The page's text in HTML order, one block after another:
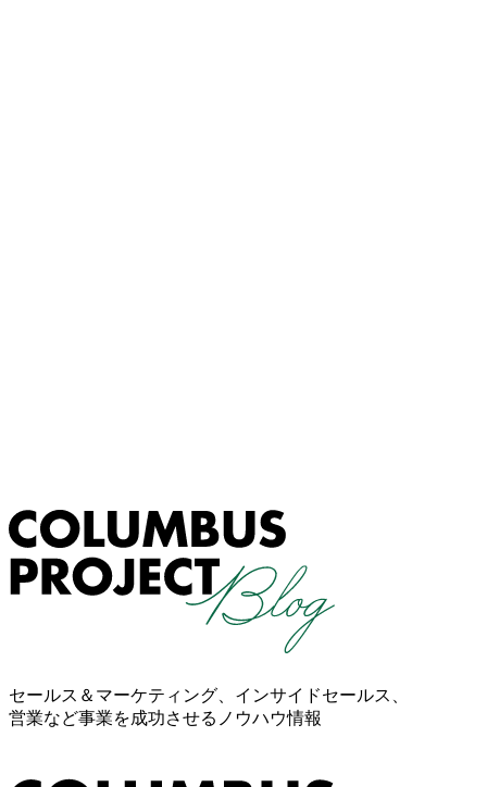
セールス＆マーケティング、インサイドセールス、
営業など事業を成功させるノウハウ情報